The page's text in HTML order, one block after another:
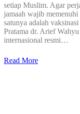
setiap Muslim. Agar
jamaah wajib
satunya adalah
Pratama dr. Arief
internasional resmi…
Read More